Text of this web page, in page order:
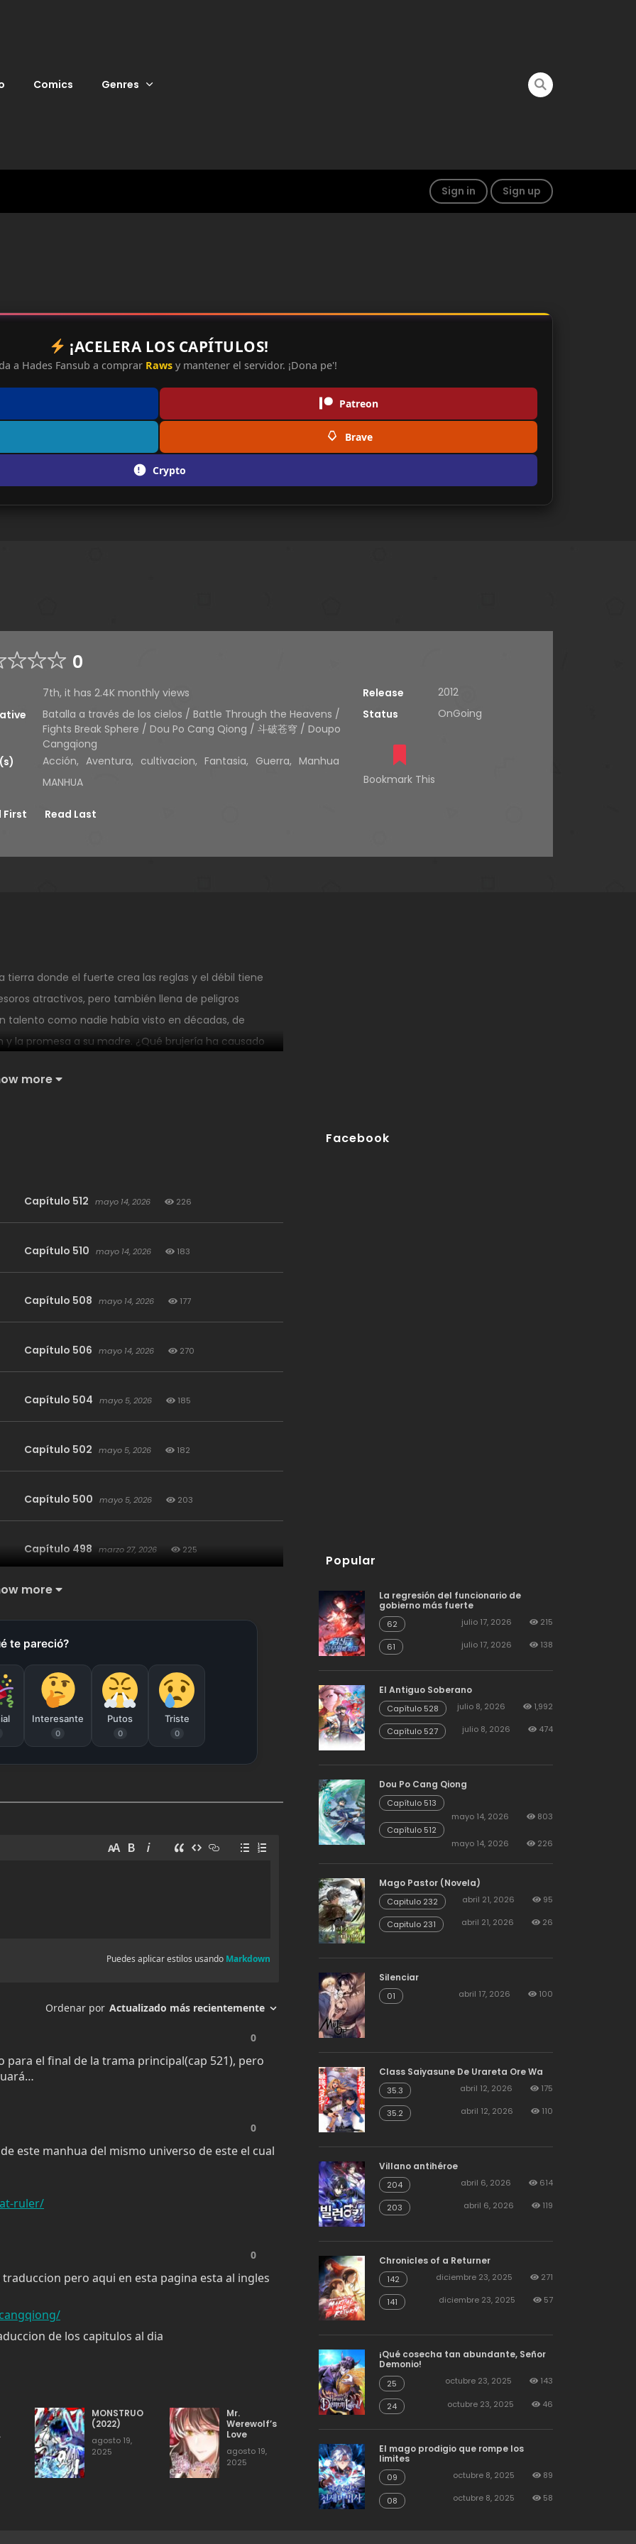
Comics Genres
Sign in Sign up
¡ACELERA LOS CAPÍTULOS!
a Hades Fansub a comprar Raws y mantener el servidor. ¡Dona pe'!
Patreon
Brave
Crypto
0
7th, it has 2.4K monthly views
Batalla a través de los cielos / Battle Through the Heavens /
Fights Break Sphere / Dou Po Cang Qiong / 斗破苍穹 / Doupo
Cangqiong
Acción, Aventura, cultivacion, Fantasia, Guerra, Manhua
MANHUA
Release
2012
Status
OnGoing
Bookmark This
First Read Last
tierra donde el fuerte crea las reglas y el débil tiene
atractivos, pero también llena de peligros
talento como nadie había visto en décadas, de
la promesa a su madre. ¿Qué brujería ha causado
more
Capítulo 512 mayo 14, 2026 226
Capítulo 510 mayo 14, 2026 183
Capítulo 508 mayo 14, 2026 177
Capítulo 506 mayo 14, 2026 270
Capítulo 504 mayo 5, 2026 185
Capítulo 502 mayo 5, 2026 182
Capítulo 500 mayo 5, 2026 203
Capítulo 498 marzo 27, 2026 225
Capítulo 494
Capítulo 492 marzo 27, 2026 220
Capítulo 490 marzo 27, 2026 222
marzo 27, 2026 226
Capítulo 474 enero 18, 2026
Capítulo 466
Capítulo 462 agosto 19, 2025 274
more
te pareció?
Interesante
0
Putos
0
Triste
0
MONSTRUO
(2022)
agosto 19,
2025
Mr.
Werewolf’s
Love
agosto 19,
2025
Facebook
Popular
La regresión del funcionario de
gobierno más fuerte
62 julio 17, 2026 215
61 julio 17, 2026 138
El Antiguo Soberano
Capítulo 528 julio 8, 2026 1,992
Capítulo 527 julio 8, 2026 474
Dou Po Cang Qiong
Capítulo 513
mayo 14, 2026
803
Capítulo 512
mayo 14, 2026
226
Mago Pastor (Novela)
Capitulo 232 abril 21, 2026 95
Capitulo 231 abril 21, 2026 26
Silenciar
01 abril 17, 2026 100
Class Saiyasune De Urareta Ore Wa
35.3 abril 12, 2026 175
35.2 abril 12, 2026 110
Villano antihéroe
204 abril 6, 2026 614
203 abril 6, 2026 119
Chronicles of a Returner
142 diciembre 23, 2025 271
141 diciembre 23, 2025 57
¡Qué cosecha tan abundante, Señor
Demonio!
25 octubre 23, 2025 143
24 octubre 23, 2025 46
El mago prodigio que rompe los
limites
09 octubre 8, 2025 89
08 octubre 8, 2025 58